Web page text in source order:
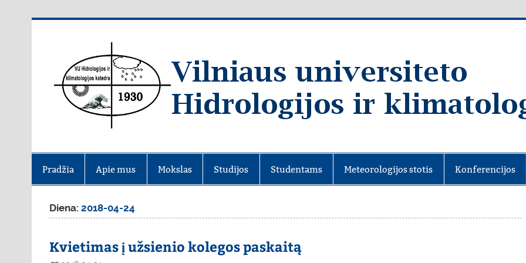
Pradžia Apie mus Mokslas Studijos Studentams Meteorologijos stotis Konferencijos
Diena:2018-04-24
Kvietimas į užsienio kolegos paskaitą